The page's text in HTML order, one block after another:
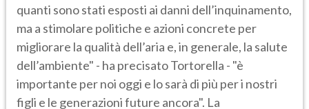
quanti sono stati esposti ai danni dell’inquinamento,
ma a stimolare politiche e azioni concrete per
migliorare la qualità dell’aria e, in generale, la salute
dell’ambiente" - ha precisato Tortorella - "è
importante per noi oggi e lo sarà di più per i nostri
figli e le generazioni future ancora". La